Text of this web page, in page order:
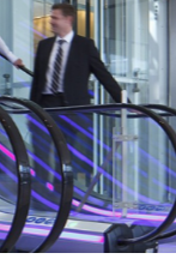
Ver más